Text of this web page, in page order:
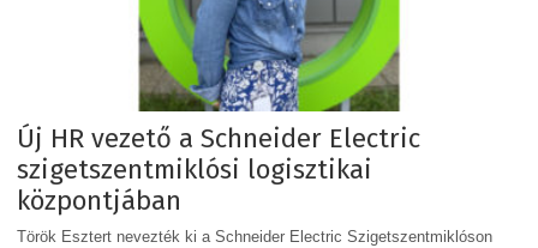
Új HR vezető a Schneider Electric
szigetszentmiklósi logisztikai
központjában
Török Esztert nevezték ki a Schneider Electric Szigetszentmiklóson